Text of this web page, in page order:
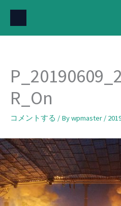
を
R_On
コメントする / Bywpmaster /